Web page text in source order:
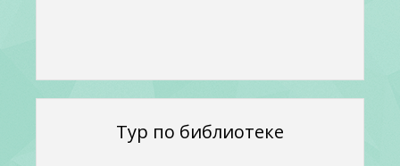
Тур по библиотеке